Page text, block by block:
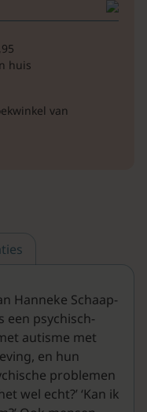
huis
van
Hanneke Schaap-
een psychisch-
autisme met
en hun
problemen
wel echt?’ ‘Kan ik